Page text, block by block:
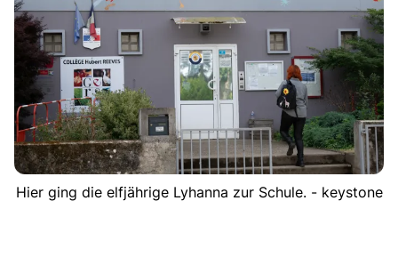
Hier ging die elfjährige Lyhanna zur Schule. - keystone